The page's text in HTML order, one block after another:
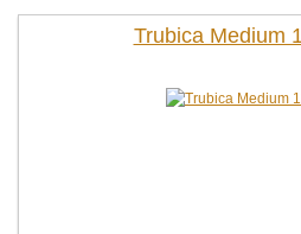
Trubica Medium